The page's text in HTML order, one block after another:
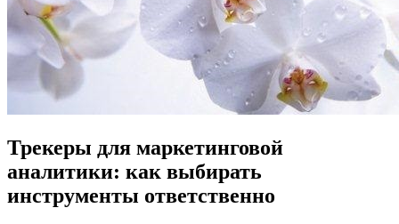
Трекеры для маркетинговой
аналитики: как выбирать
инструменты ответственно